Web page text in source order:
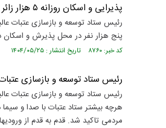
پذیرایی و اسکان روزانه ۵ هزار زائر اربعین در موکب امام علی(ع) البرز
رئیس ستاد توسعه و بازسازی عتبات
پنج هزار نفر در محل پذیرش و اسکان
کد خبر: ۸۷۶۰ تاریخ انتشار : ۱۴۰۴/۰۵/۲۵
رئیس ستاد توسعه و بازسازی
رئیس ستاد توسعه و بازسازی عتبات
هرچه بیشتر ستاد عتبات با صدا و
مردمی تاکید شد. قدم به قدم از
مستند بلند - تارعشق، پود ارادت -